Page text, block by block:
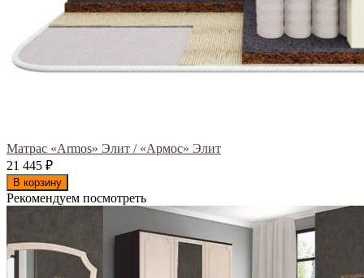
Матрас «Armos» Элит / «Армос» Элит
21 445 ₽
В корзину
Рекомендуем посмотреть